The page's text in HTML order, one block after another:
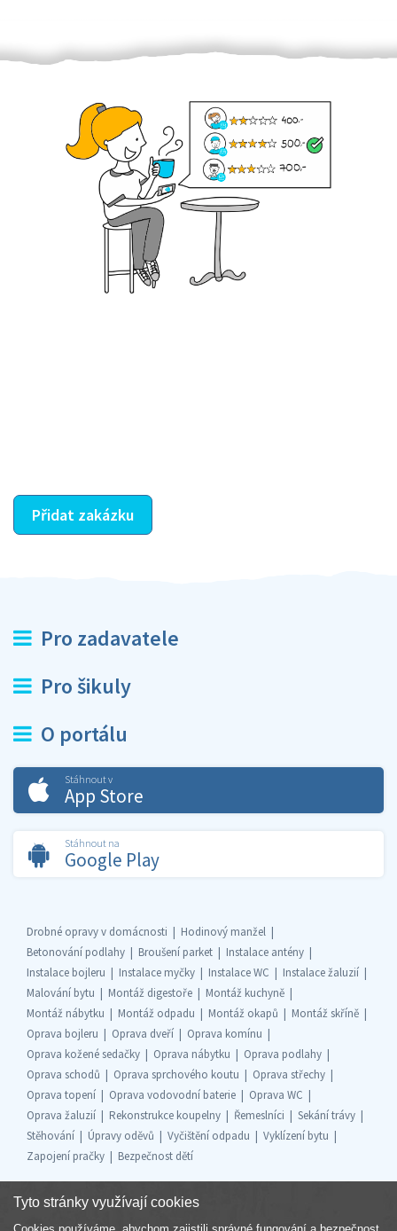
Přidat zakázku
Pro zadavatele
Pro šikuly
O portálu
Stáhnout v
App Store
Stáhnout na
Google Play
Drobné opravy v domácnosti
Hodinový manžel
Betonování podlahy
Broušení parket
Instalace antény
Instalace bojleru
Instalace myčky Instalace WC
Instalace žaluzií
Malování bytu
Montáž digestoře
Montáž kuchyně
Montáž nábytku
Montáž odpadu Montáž okapů
Montáž skříně
Oprava bojleru
Oprava dveří
Oprava komínu
Oprava kožené sedačky
Oprava nábytku
Oprava podlahy
Oprava schodů
Oprava sprchového koutu
Oprava střechy
Oprava topení
Oprava vodovodní baterie
Oprava WC
Oprava žaluzií
Rekonstrukce koupelny Řemeslníci
Sekání trávy
Stěhování
Úpravy oděvů Vyčištění odpadu
Vyklízení bytu
Zapojení pračky
Bezpečnost dětí
Tyto stránky využívají cookies